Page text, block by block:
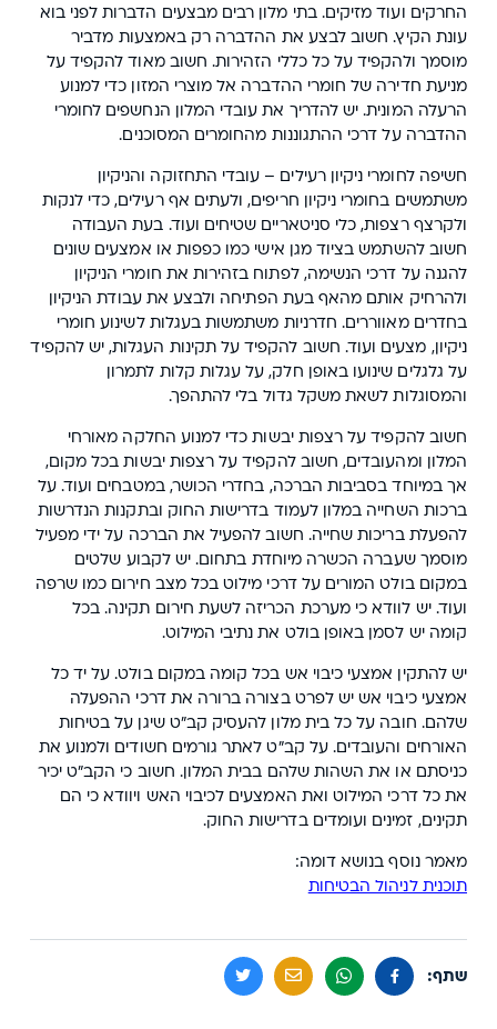
החרקים ועוד מזיקים. בתי מלון רבים מבצעים הדברות לפני בוא
עונת הקיץ. חשוב לבצע את ההדברה רק באמצעות מדביר
מוסמך ולהקפיד על כל כללי הזהירות. חשוב מאוד להקפיד על
מניעת חדירה של חומרי ההדברה אל מוצרי המזון כדי למנוע
הרעלה המונית. יש להדריך את עובדי המלון הנחשפים לחומרי
ההדברה על דרכי ההתגוננות מהחומרים המסוכנים.
חשיפה לחומרי ניקיון רעילים – עובדי התחזוקה והניקיון
משתמשים בחומרי ניקיון חריפים, ולעתים אף רעילים, כדי לנקות
ולקרצף רצפות, כלי סניטאריים שטיחים ועוד. בעת העבודה
חשוב להשתמש בציוד מגן אישי כמו כפפות או אמצעים שונים
להגנה על דרכי הנשימה, לפתוח בזהירות את חומרי הניקיון
ולהרחיק אותם מהאף בעת הפתיחה ולבצע את עבודת הניקיון
בחדרים מאווררים. חדרניות משתמשות בעגלות לשינוע חומרי
ניקיון, מצעים ועוד. חשוב להקפיד על תקינות העגלות, יש להקפיד
על גלגלים שינועו באופן חלק, על עגלות קלות לתמרון
והמסוגלות לשאת משקל גדול בלי להתהפך.
חשוב להקפיד על רצפות יבשות כדי למנוע החלקה מאורחי
המלון ומהעובדים, חשוב להקפיד על רצפות יבשות בכל מקום,
אך במיוחד בסביבות הברכה, בחדרי הכושר, במטבחים ועוד. על
ברכות השחייה במלון לעמוד בדרישות החוק ובתקנות הנדרשות
להפעלת בריכות שחייה. חשוב להפעיל את הברכה על ידי מפעיל
מוסמך שעברה הכשרה מיוחדת בתחום. יש לקבוע שלטים
במקום בולט המורים על דרכי מילוט בכל מצב חירום כמו שרפה
ועוד. יש לוודא כי מערכת הכריזה לשעת חירום תקינה. בכל
קומה יש לסמן באופן בולט את נתיבי המילוט.
יש להתקין אמצעי כיבוי אש בכל קומה במקום בולט. על יד כל
אמצעי כיבוי אש יש לפרט בצורה ברורה את דרכי ההפעלה
שלהם. חובה על כל בית מלון להעסיק קב"ט שיגן על בטיחות
האורחים והעובדים. על קב"ט לאתר גורמים חשודים ולמנוע את
כניסתם או את השהות שלהם בבית המלון. חשוב כי הקב"ט יכיר
את כל דרכי המילוט ואת האמצעים לכיבוי האש ויוודא כי הם
תקינים, זמינים ועומדים בדרישות החוק.
מאמר נוסף בנושא דומה:
תוכנית לניהול הבטיחות
שתף: